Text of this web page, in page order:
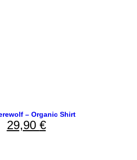
– Organic Shirt
29,90 €